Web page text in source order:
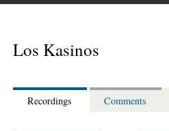
Los Kasinos
Recordings Comments